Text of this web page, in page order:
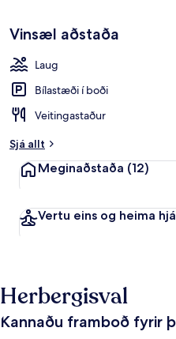
Vinsæl aðstaða
Laug
Bílastæði í boði
Veitingastaður
Sjá allt
Meginaðstaða (12)
Vertu eins og heima
Herbergisval
Kannaðu framboð fyrir